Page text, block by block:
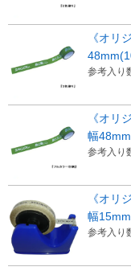
《オリ
参考入り
《オリ
幅
参考入り
《オリ
幅
参考入り